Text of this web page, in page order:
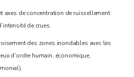
axes de concentration de ruissellement
de crues.
des zones inondables avec les
d’ordre humain, économique,